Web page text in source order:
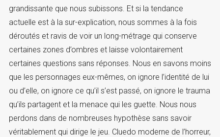
grandissante que nous subissons. Et si la tendance
actuelle est à la sur-explication, nous sommes à la fois
déroutés et ravis de voir un long-métrage qui conserve
certaines zones d’ombres et laisse volontairement
certaines questions sans réponses. Nous en savons moins
que les personnages eux-mêmes, on ignore l’identité de lui
ou d’elle, on ignore ce qu’il s’est passé, on ignore le trauma
qu’ils partagent et la menace qui les guette. Nous nous
perdons dans de nombreuses hypothèse sans savoir
véritablement qui dirige le jeu. Cluedo moderne de l’horreur,